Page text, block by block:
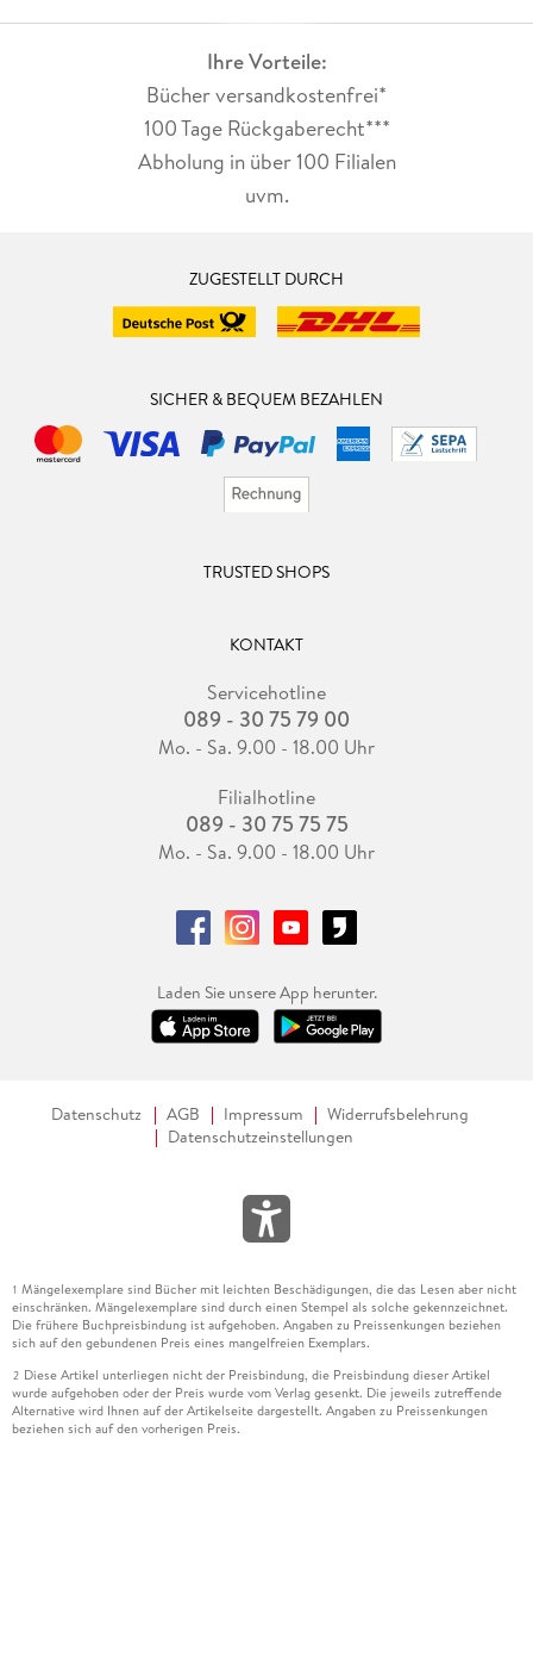
Ihre Vorteile:
Bücher versandkostenfrei*
100 Tage Rückgaberecht***
Abholung in über 100 Filialen
uvm.
ZUGESTELLT DURCH
SICHER & BEQUEM BEZAHLEN
TRUSTED SHOPS
KONTAKT
Servicehotline
089 - 30 75 79 00
Mo. - Sa. 9.00 - 18.00 Uhr
Filialhotline
089 - 30 75 75 75
Mo. - Sa. 9.00 - 18.00 Uhr
Laden Sie unsere App herunter.
Datenschutz AGB Impressum
Widerrufsbelehrung
Datenschutzeinstellungen
1 Mängelexemplare sind Bücher mit leichten Beschädigungen, die das Lesen aber nicht
einschränken. Mängelexemplare sind durch einen Stempel als solche gekennzeichnet.
Die frühere Buchpreisbindung ist aufgehoben. Angaben zu Preissenkungen beziehen
sich auf den gebundenen Preis eines mangelfreien Exemplars.
2 Diese Artikel unterliegen nicht der Preisbindung, die Preisbindung dieser Artikel
wurde aufgehoben oder der Preis wurde vom Verlag gesenkt. Die jeweils zutreffende
Alternative wird Ihnen auf der Artikelseite dargestellt. Angaben zu Preissenkungen
beziehen sich auf den vorherigen Preis.